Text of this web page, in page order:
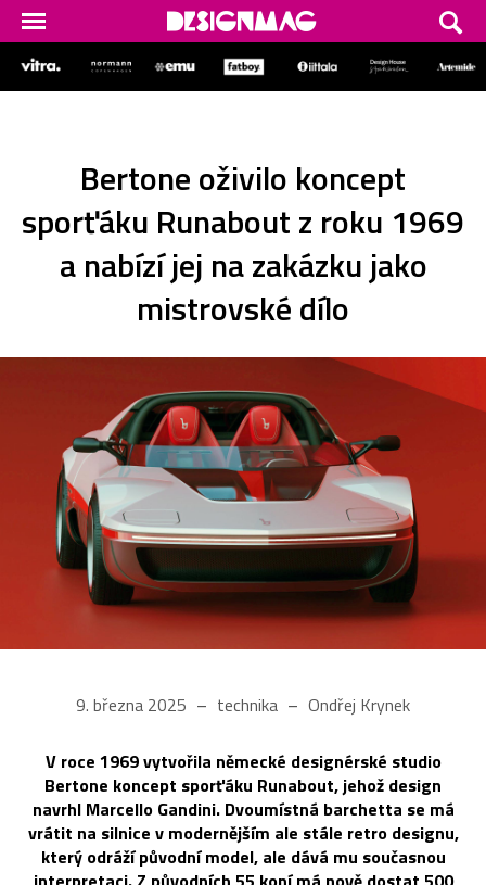
Bertone oživilo koncept
sporťáku Runabout z roku 1969
a nabízí jej na zakázku jako
mistrovské dílo
9. března 2025 technika Ondřej Krynek
V roce 1969 vytvořila německé designérské studio
Bertone koncept sporťáku Runabout, jehož design
navrhl Marcello Gandini. Dvoumístná barchetta se má
vrátit na silnice v modernějším ale stále retro designu,
který odráží původní model, ale dává mu současnou